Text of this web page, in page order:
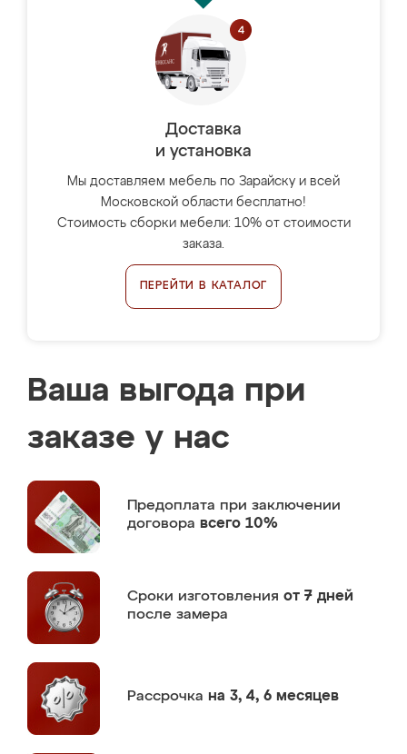
Доставка
и установка
Мы доставляем мебель по Зарайску и всей
Московской области бесплатно!
Стоимость сборки мебели: 10% от стоимости
заказа.
ПЕРЕЙТИ В КАТАЛОГ
Ваша выгода при
заказе у нас
Предоплата при заключении
договора всего 10%
Сроки изготовления от 7 дней
после замера
Рассрочка на 3, 4, 6 месяцев